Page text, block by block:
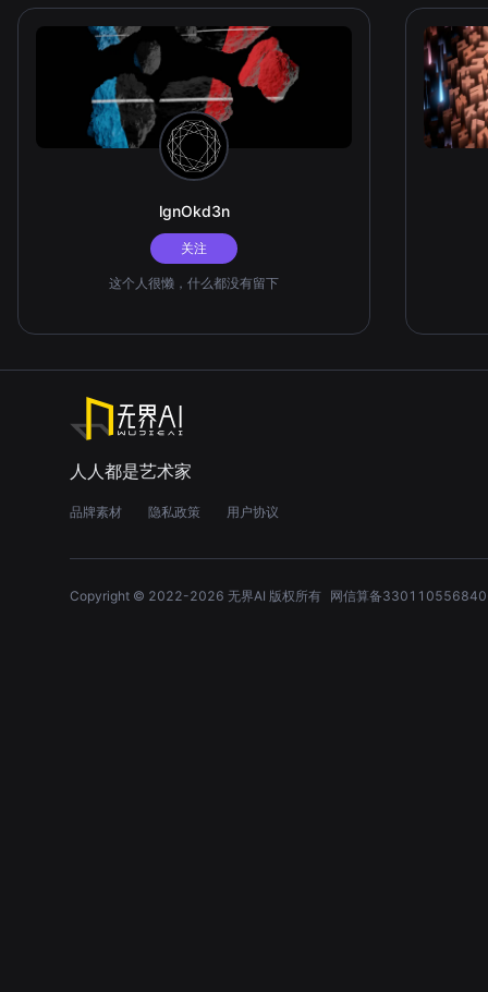
lgnOkd3n
关注
这个人很懒，什么都没有留下
人人都是艺术家
品牌素材 隐私政策 用户协议
Copyright © 2022-2026 无界AI 版权所有 网信算备